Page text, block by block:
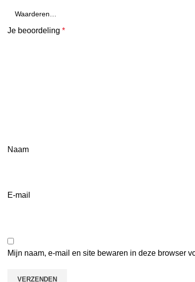
Je beoordeling *
Naam
E-mail
Mijn naam, e-mail en site bewaren in deze browser